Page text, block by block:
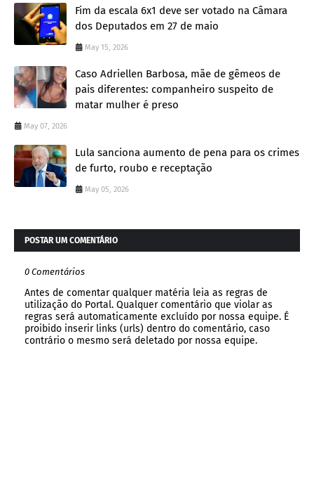
Fim da escala 6x1 deve ser votado na Câmara
dos Deputados em 27 de maio
May 15, 2026
Caso Adriellen Barbosa, mãe de gêmeos de
pais diferentes: companheiro suspeito de
matar mulher é preso
May 07, 2026
Lula sanciona aumento de pena para os crimes
de furto, roubo e receptação
May 05, 2026
POSTAR UM COMENTÁRIO
0 Comentários
Antes de comentar qualquer matéria leia as regras de
utilização do Portal. Qualquer comentário que violar as
regras será automaticamente excluído por nossa equipe. É
proibido inserir links (urls) dentro do comentário, caso
contrário o mesmo será deletado por nossa equipe.